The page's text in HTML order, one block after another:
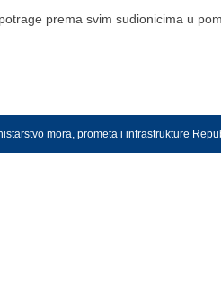
prema svim sudionicima u
mora, prometa i infrastrukture